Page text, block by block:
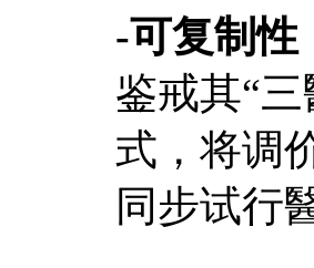
-可复制性
鉴戒其“
式，将调
同步试行